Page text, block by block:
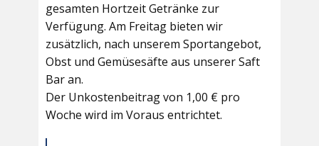
gesamten Hortzeit Getränke zur
Verfügung. Am Freitag bieten wir
zusätzlich, nach unserem Sportangebot,
Obst und Gemüsesäfte aus unserer Saft
Bar an.
Der Unkostenbeitrag von 1,00 € pro
Woche wird im Voraus entrichtet.